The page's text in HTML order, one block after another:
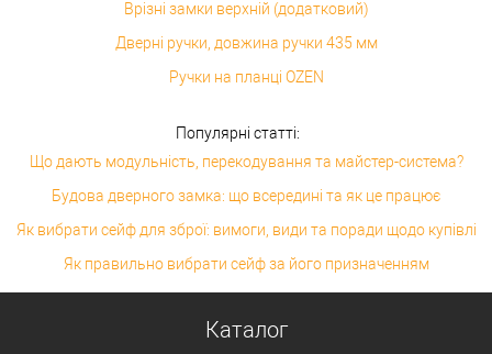
Врізні замки верхній (додатковий)
Дверні ручки, довжина ручки 435 мм
Ручки на планці OZEN
Популярні статті:
Що дають модульність, перекодування та майстер-система?
Будова дверного замка: що всередині та як це працює
Як вибрати сейф для зброї: вимоги, види та поради щодо купівлі
Як правильно вибрати сейф за його призначенням
Каталог